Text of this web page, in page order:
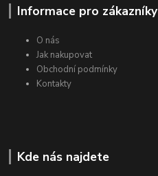
Informace pro zákazníky
O nás
Jak nakupovat
Obchodní podmínky
Kontakty
Kde nás najdete